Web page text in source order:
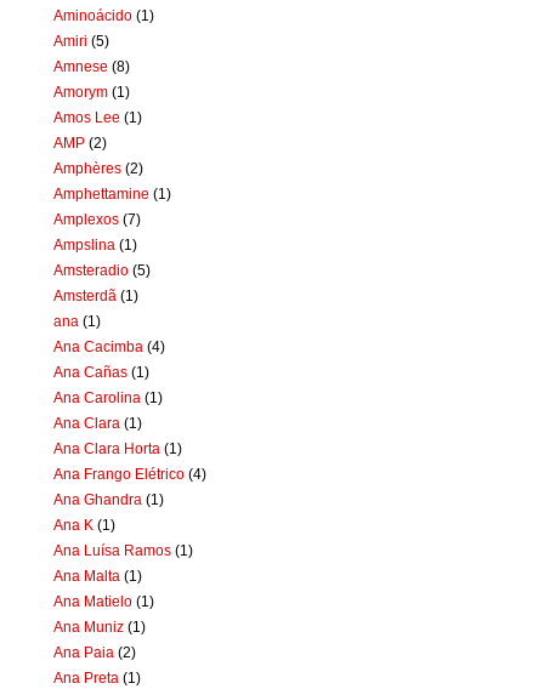
Aminoácido (1)
Amiri (5)
Amnese (8)
Amorym (1)
Amos Lee (1)
AMP (2)
Amphères (2)
Amphettamine (1)
Amplexos (7)
Ampslina (1)
Amsteradio (5)
Amsterdã (1)
ana (1)
Ana Cacimba (4)
Ana Cañas (1)
Ana Carolina (1)
Ana Clara (1)
Ana Clara Horta (1)
Ana Frango Elétrico (4)
Ana Ghandra (1)
Ana K (1)
Ana Luísa Ramos (1)
Ana Malta (1)
Ana Matielo (1)
Ana Muniz (1)
Ana Paia (2)
Ana Preta (1)